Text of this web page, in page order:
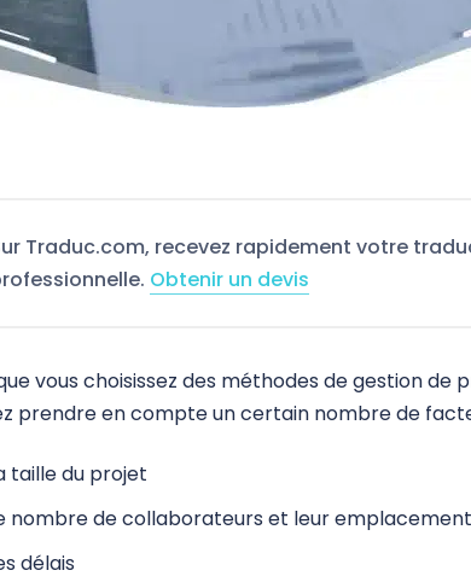
Traduc.com, recevez rapidement votre
Obtenir un devis
vous choisissez des méthodes de gestion de
prendre en compte un certain nombre de
taille du projet
nombre de collaborateurs et leur
délais